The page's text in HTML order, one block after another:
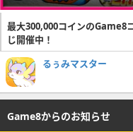
最大300,000コインのGame8
じ開催中！
るぅみマスター
Game8からのお知らせ